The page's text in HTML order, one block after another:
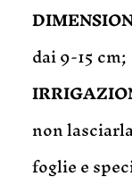
dai 9-15 cm;
non
foglie e